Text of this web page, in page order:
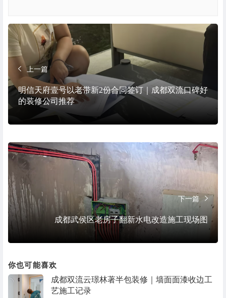
上一篇
明信天府壹号以老带新2份合同签订｜成都双流口碑好
的装修公司推荐
下一篇
成都武侯区老房子翻新水电改造施工现场图
你也可能喜欢
成都双流云璟林著半包装修｜墙面面漆收边工
艺施工记录